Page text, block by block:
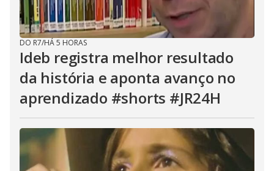
DO R7/HÁ 5 HORAS
Ideb registra melhor resultado
da história e aponta avanço no
aprendizado #shorts #JR24H